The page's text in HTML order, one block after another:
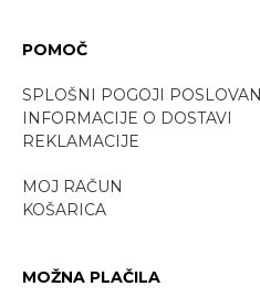
POMOČ
SPLOŠNI POGOJI
INFORMACIJE O DOSTAVI
REKLAMACIJE
MOJ RAČUN
KOŠARICA
MOŽNA PLAČILA